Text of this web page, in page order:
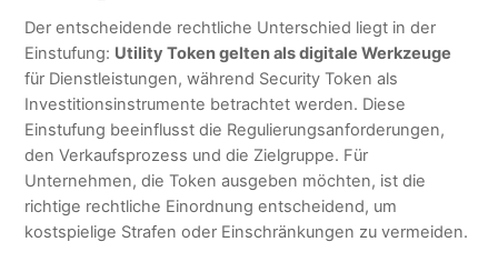
Der entscheidende rechtliche Unterschied liegt in der
Einstufung: Utility Token gelten als digitale Werkzeuge
für Dienstleistungen, während Security Token als
Investitionsinstrumente betrachtet werden. Diese
Einstufung beeinflusst die Regulierungsanforderungen,
den Verkaufsprozess und die Zielgruppe. Für
Unternehmen, die Token ausgeben möchten, ist die
richtige rechtliche Einordnung entscheidend, um
kostspielige Strafen oder Einschränkungen zu vermeiden.